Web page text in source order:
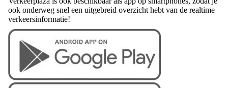
ook onderweg snel een uitgebreid overzicht hebt van de realtime
verkeersinformatie!